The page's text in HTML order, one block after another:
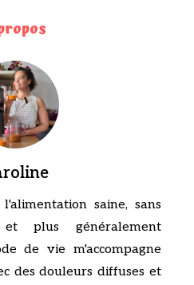
saine, sans
plus généralement
de vie m'accompagne
des douleurs diffuses et